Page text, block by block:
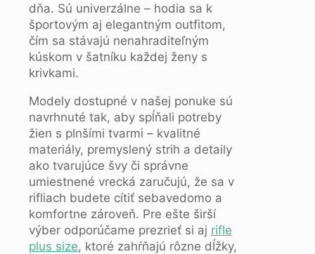
dňa. Sú univerzálne – hodia sa k
športovým aj elegantným outfitom,
čím sa stávajú nenahraditeľným
kúskom v šatníku každej ženy s
krivkami.
Modely dostupné v našej ponuke sú
navrhnuté tak, aby spĺňali potreby
žien s plnšími tvarmi – kvalitné
materiály, premyslený strih a detaily
ako tvarujúce švy či správne
umiestnené vrecká zaručujú, že sa v
rifliach budete cítiť sebavedomo a
komfortne zároveň. Pre ešte širší
výber odporúčame prezrieť si aj rifle
plus size, ktoré zahŕňajú rôzne dĺžky,